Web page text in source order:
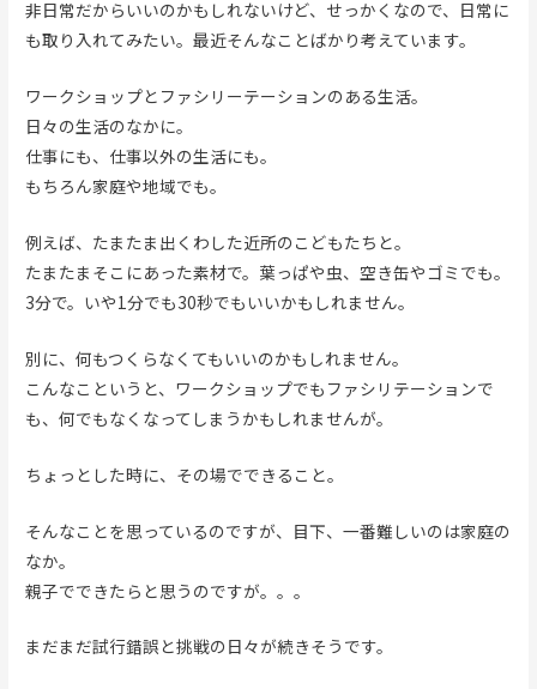
非日常だからいいのかもしれないけど、せっかくなので、日常に
も取り入れてみたい。最近そんなことばかり考えています。
ワークショップとファシリーテーションのある生活。
日々の生活のなかに。
仕事にも、仕事以外の生活にも。
もちろん家庭や地域でも。
例えば、たまたま出くわした近所のこどもたちと。
たまたまそこにあった素材で。葉っぱや虫、空き缶やゴミでも。
3分で。いや1分でも30秒でもいいかもしれません。
別に、何もつくらなくてもいいのかもしれません。
こんなこというと、ワークショップでもファシリテーションで
も、何でもなくなってしまうかもしれませんが。
ちょっとした時に、その場でできること。
そんなことを思っているのですが、目下、一番難しいのは家庭の
なか。
親子でできたらと思うのですが。。。
まだまだ試行錯誤と挑戦の日々が続きそうです。